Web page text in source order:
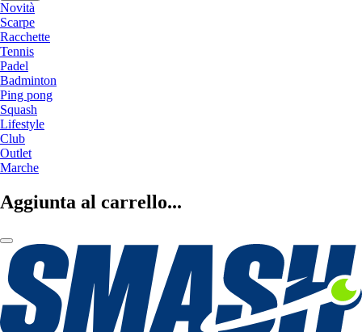
Novità
Scarpe
Racchette
Tennis
Padel
Badminton
Ping pong
Squash
Lifestyle
Club
Outlet
Marche
Aggiunta al carrello...